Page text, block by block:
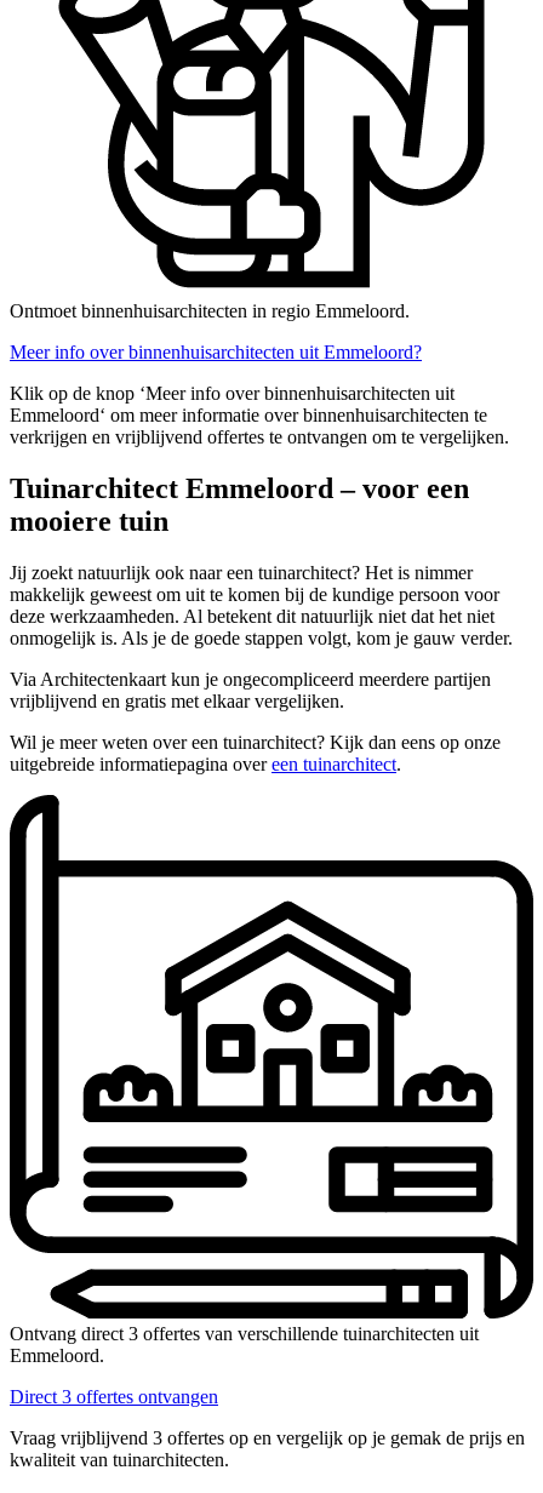
Ontmoet binnenhuisarchitecten in regio Emmeloord.
Meer info over binnenhuisarchitecten uit Emmeloord?
Klik op de knop ‘Meer info over binnenhuisarchitecten uit
Emmeloord‘ om meer informatie over binnenhuisarchitecten te
verkrijgen en vrijblijvend offertes te ontvangen om te vergelijken.
Tuinarchitect Emmeloord – voor een
mooiere tuin
Jij zoekt natuurlijk ook naar een tuinarchitect? Het is nimmer
makkelijk geweest om uit te komen bij de kundige persoon voor
deze werkzaamheden. Al betekent dit natuurlijk niet dat het niet
onmogelijk is. Als je de goede stappen volgt, kom je gauw verder.
Via Architectenkaart kun je ongecompliceerd meerdere partijen
vrijblijvend en gratis met elkaar vergelijken.
Wil je meer weten over een tuinarchitect? Kijk dan eens op onze
uitgebreide informatiepagina overeen tuinarchitect.
Ontvang direct 3 offertes van verschillende tuinarchitecten uit
Emmeloord.
Direct 3 offertes ontvangen
Vraag vrijblijvend 3 offertes op en vergelijk op je gemak de prijs en
kwaliteit van tuinarchitecten.